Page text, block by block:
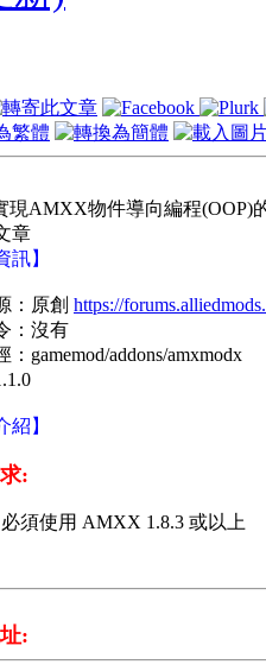
現AMXX物件導向編程(OOP)
訊】
：原創 https://
：沒有
：gamemod/addons/amxmodx
紹】
:
必須使用 AMXX 1.8.3 或以上
: